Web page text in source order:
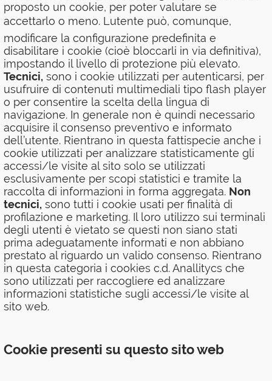
proposto un cookie, per poter valutare se
accettarlo o meno. Lutente può, comunque,
modificare la configurazione predefinita e
disabilitare i cookie (cioè bloccarli in via definitiva),
impostando il livello di protezione più elevato.
Tecnici, sono i cookie utilizzati per autenticarsi, per
usufruire di contenuti multimediali tipo flash player
o per consentire la scelta della lingua di
navigazione. In generale non è quindi necessario
acquisire il consenso preventivo e informato
dell’utente. Rientrano in questa fattispecie anche i
cookie utilizzati per analizzare statisticamente gli
accessi/le visite al sito solo se utilizzati
esclusivamente per scopi statistici e tramite la
raccolta di informazioni in forma aggregata. Non
tecnici, sono tutti i cookie usati per finalità di
profilazione e marketing. Il loro utilizzo sui terminali
degli utenti è vietato se questi non siano stati
prima adeguatamente informati e non abbiano
prestato al riguardo un valido consenso. Rientrano
in questa categoria i cookies c.d. Anallitycs che
sono utilizzati per raccogliere ed analizzare
informazioni statistiche sugli accessi/le visite al
sito web.
Cookie presenti su questo sito web